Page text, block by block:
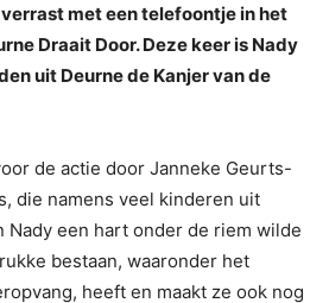
met een telefoontje in het
Draait Door. Deze keer is Nady
uit Deurne de Kanjer van de
de actie door Janneke Geurts-
die namens veel kinderen uit
Nady een hart onder de riem wilde
bestaan, waaronder het
heeft en maakt ze ook nog